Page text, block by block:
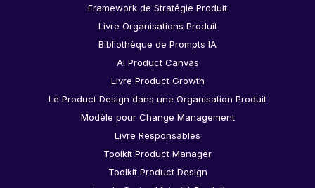
Framework de Stratégie Produit
Livre Organisations Produit
Bibliothèque de Prompts IA
AI Product Canvas
Livre Product Growth
Le Product Design dans une Organisation Produit
Modèle pour Change Management
Livre Responsables
Toolkit Product Manager
Toolkit Product Design